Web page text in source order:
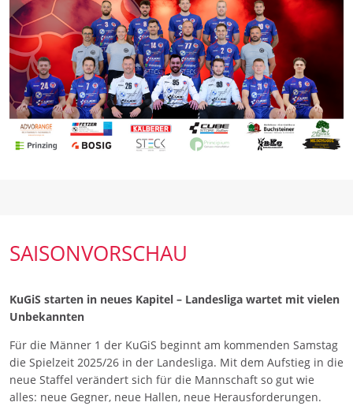
SAISONVORSCHAU
KuGiS starten in neues Kapitel – Landesliga wartet mit vielen
Unbekannten
Für die Männer 1 der KuGiS beginnt am kommenden Samstag
die Spielzeit 2025/26 in der Landesliga. Mit dem Aufstieg in die
neue Staffel verändert sich für die Mannschaft so gut wie
alles: neue Gegner, neue Hallen, neue Herausforderungen.